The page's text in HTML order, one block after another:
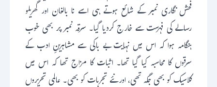
فحش نگاری نمبر کے شائع ہوتے ہی اسے نا بالغان اور گھریلو
رسالے کی فہرست سے خارج کردیا گیا۔ سرقہ نمبر پر بھی خوب
ہنگامہ ہوا کہ اس میں نہایت بے باکی سے مشاہرینِ ادب کے
سرقوں کا محاسبہ کیا گیا تھا۔ اثبات کا مزاج تھا کہ اس میں
کلاسیک کو بھی جگہ تھی، اورنئے تجربات کو بھی۔ عالمی تحریروں